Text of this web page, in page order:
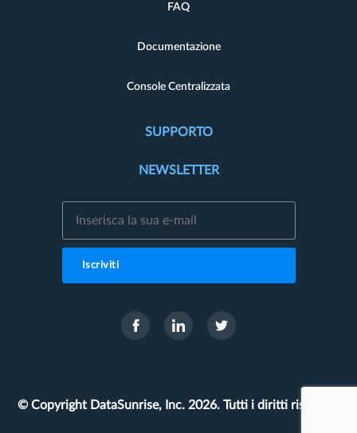
FAQ
Documentazione
Console Centralizzata
SUPPORTO
NEWSLETTER
Iscriviti
© Copyright DataSunrise, Inc. 2026. Tutti i diritti riservati.